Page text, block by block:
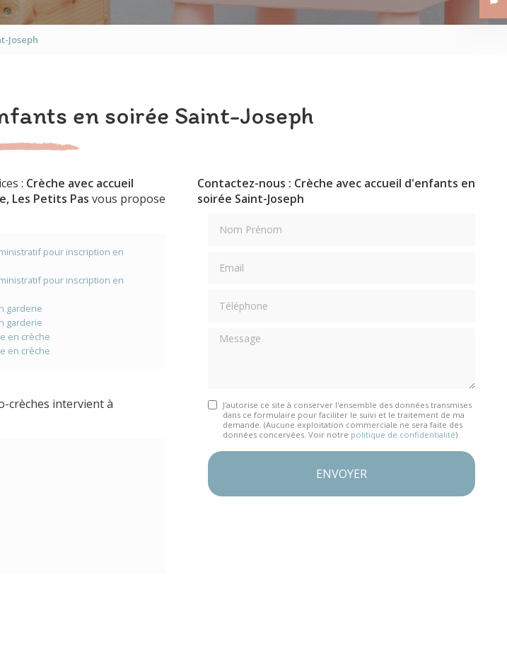
Les Petits Tisserins
Joseph
en soirée Saint-Joseph
: Crèche avec accueil
Les Petits Pas vous propose
pour inscription en
pour inscription en
garderie
garderie
en crèche
en crèche
crèches intervient à
Contactez-nous : Crèche avec accueil d'enfants en
soirée Saint-Joseph
Message
J'autorise ce site à conserver l'ensemble des données transmises
dans ce formulaire pour faciliter le suivi et le traitement de ma
demande. (Aucune exploitation commerciale ne sera faite des
données concervées. Voir notre politique de confidentialité)